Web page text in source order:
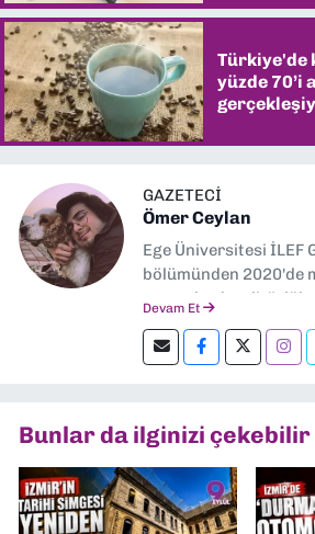
Türkiye'de
yüzde 70’i
GAZETECİ
Ömer Ceylan
Ege Üniversitesi İLEF
bölümünden 2020'de
gazetelerde editörlük,
editörlük yapıyorum.
Devam Et
Bunlar da ilginizi çekebilir